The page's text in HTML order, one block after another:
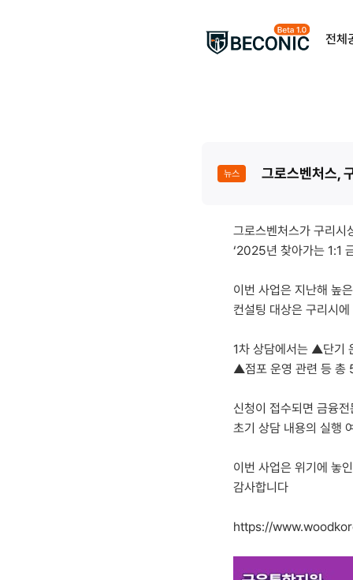
전체
뉴스 그로스벤처스,
그로스벤처스가 구리시
‘2025년 찾아가는 1:1
이번 사업은 지난해 높
컨설팅 대상은 구리시
1차 상담에서는 ▲단기
▲점포 운영 관련 등 총
신청이 접수되면 금융
초기 상담 내용의 실행
이번 사업은 위기에 놓
감사합니다
https://